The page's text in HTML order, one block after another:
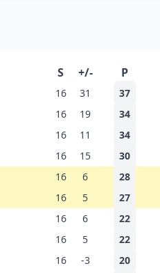
S +/-
P
16 31 37
16 19 34
16 11 34
16 15 30
16 6 28
16 5 27
16 6 22
16 5 22
16 -3 20